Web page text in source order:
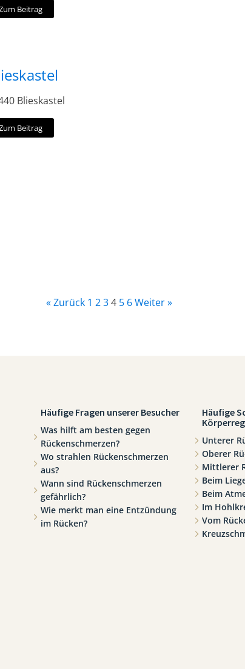
Beitrag
Blieskastel
Beitrag
« Zurück 1 234 5 6Weiter »
Häufige Fragen unserer Besucher
Was hilft am besten gegen
Rückenschmerzen?
Wo strahlen Rückenschmerzen
aus?
Wann sind Rückenschmerzen
gefährlich?
Wie merkt man eine Entzündung
im Rücken?
Häufige
Unterer
Oberer
Mittlerer
Beim
Beim
Im
Vom